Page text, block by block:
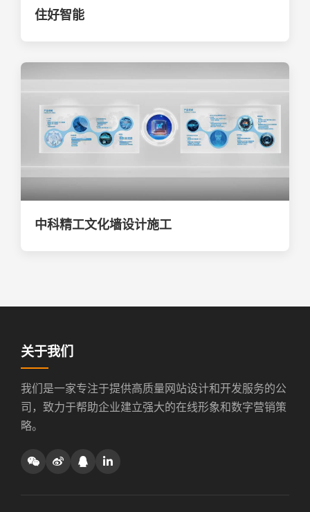
住好智能
中科精工文化墙设计施工
关于我们
我们是一家专注于提供高质量网站设计和开发服务的公
司，致力于帮助企业建立强大的在线形象和数字营销策
略。